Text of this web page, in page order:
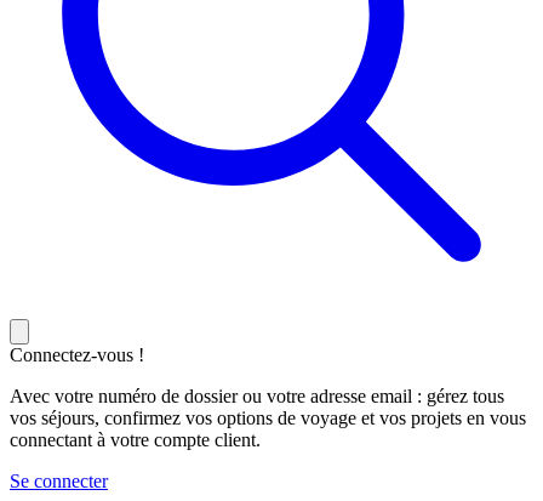
Connectez-vous !
Avec votre numéro de dossier ou votre adresse email : gérez tous
vos séjours, confirmez vos options de voyage et vos projets en vous
connectant à votre compte client.
Se connecter